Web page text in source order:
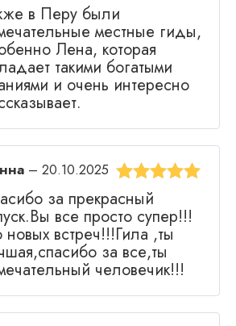
в Перу были
местные гиды,
Лена, которая
такими богатыми
и очень интересно
Оценка
5
– 20.10.2025
за прекрасный
все просто супер!!!
встреч!!!Гила ,ты
за все,ты
человечик!!!